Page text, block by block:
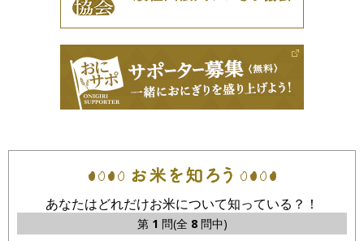
あなたはどれだけお米について知っている？！
第 1 問(全 8問中)